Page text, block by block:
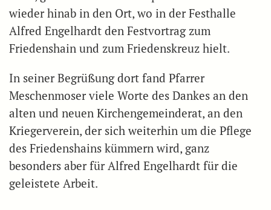
wieder hinab in den Ort, wo in der Festhalle
Alfred Engelhardt den Festvortrag zum
Friedenshain und zum Friedenskreuz hielt.
In seiner Begrüßung dort fand Pfarrer
Meschenmoser viele Worte des Dankes an den
alten und neuen Kirchengemeinderat, an den
Kriegerverein, der sich weiterhin um die Pflege
des Friedenshains kümmern wird, ganz
besonders aber für Alfred Engelhardt für die
geleistete Arbeit.